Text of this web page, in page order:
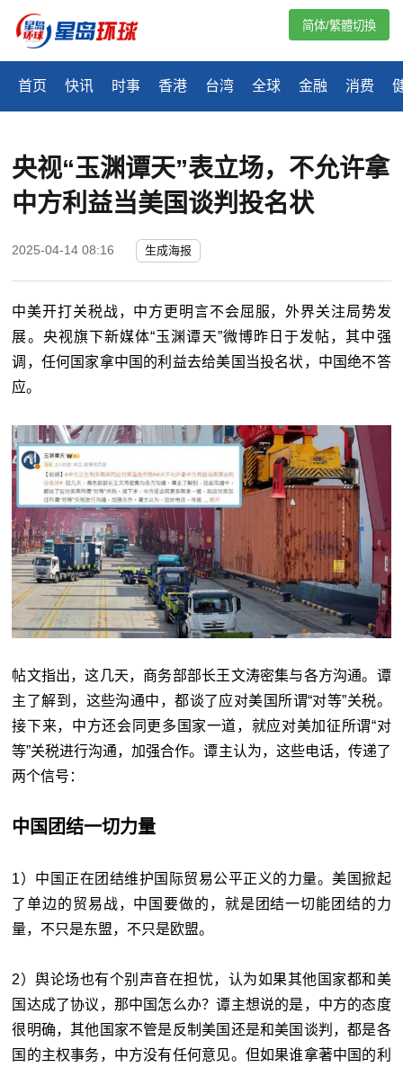
首页 快讯 时事 香港 台湾 全球 金融 消费
简体/繁體切換
央视“玉渊谭天”表立场，不允许拿
中方利益当美国谈判投名状
2025-04-14 08:16 生成海报
中美开打关税战，中方更明言不会屈服，外界关注局势发
展。央视旗下新媒体“玉渊谭天”微博昨日于发帖，其中强
调，任何国家拿中国的利益去给美国当投名状，中国绝不答
应。
帖文指出，这几天，商务部部长王文涛密集与各方沟通。谭
主了解到，这些沟通中，都谈了应对美国所谓“对等”关税。
接下来，中方还会同更多国家一道，就应对美加征所谓“对
等”关税进行沟通，加强合作。谭主认为，这些电话，传递了
两个信号：
中国团结一切力量
1）中国正在团结维护国际贸易公平正义的力量。美国掀起
了单边的贸易战，中国要做的，就是团结一切能团结的力
量，不只是东盟，不只是欧盟。
2）舆论场也有个别声音在担忧，认为如果其他国家都和美
国达成了协议，那中国怎么办？谭主想说的是，中方的态度
很明确，其他国家不管是反制美国还是和美国谈判，都是各
国的主权事务，中方没有任何意见。但如果谁拿著中国的利